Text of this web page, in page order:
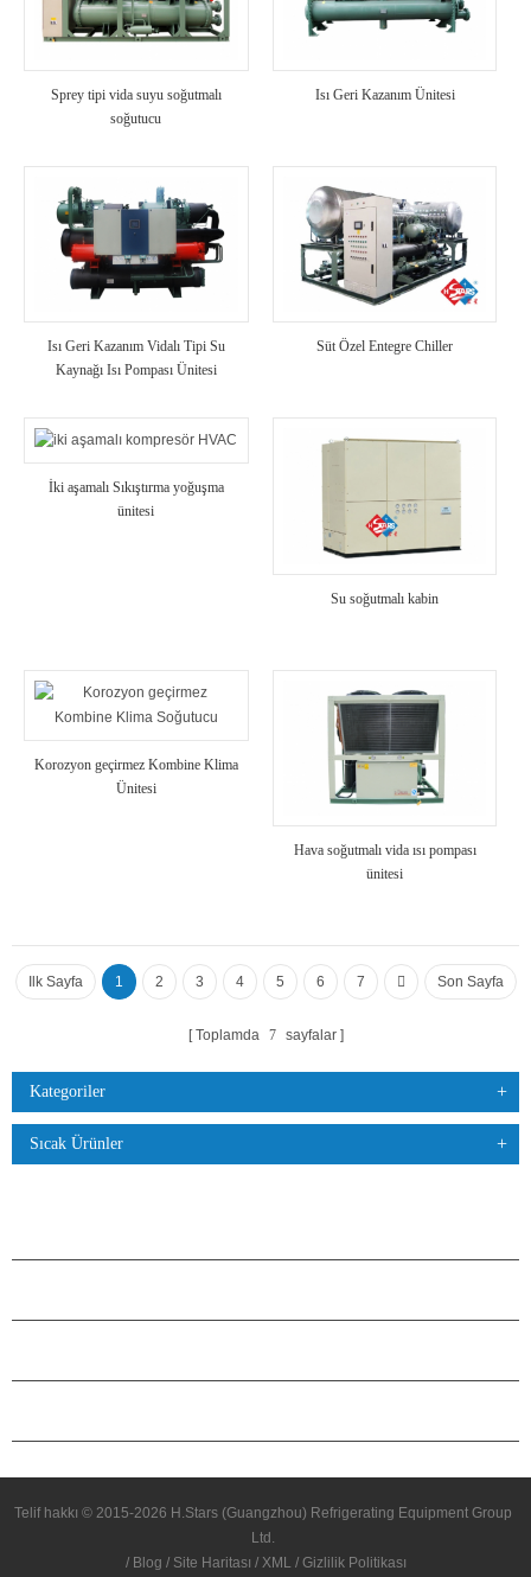
Sprey tipi vida suyu soğutmalı
soğutucu
Isı Geri Kazanım Ünitesi
Isı Geri Kazanım Vidalı Tipi Su
Kaynağı Isı Pompası Ünitesi
Süt Özel Entegre Chiller
İki aşamalı Sıkıştırma yoğuşma
ünitesi
Su soğutmalı kabin
Korozyon geçirmez Kombine Klima
Ünitesi
Hava soğutmalı vida ısı pompası
ünitesi
Ilk Sayfa 1 2 3 4 5 6 7 Son Sayfa
Toplamda 7 sayfalar
Kategoriler
Sıcak Ürünler
Telif hakkı © 2015-2026 H.Stars (Guangzhou) Refrigerating Equipment Group
Ltd.
/ Blog / Site Haritası / XML / Gizlilik Politikası